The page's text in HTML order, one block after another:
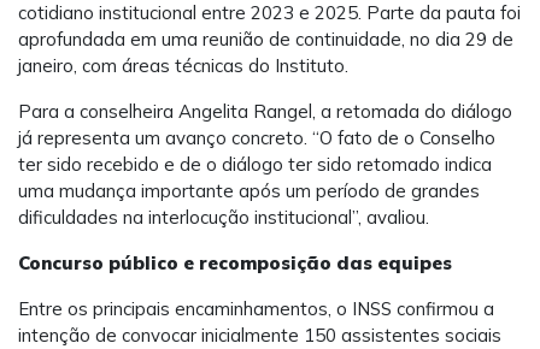
cotidiano institucional entre 2023 e 2025. Parte da pauta foi
aprofundada em uma reunião de continuidade, no dia 29 de
janeiro, com áreas técnicas do Instituto.
Para a conselheira Angelita Rangel, a retomada do diálogo
já representa um avanço concreto. “O fato de o Conselho
ter sido recebido e de o diálogo ter sido retomado indica
uma mudança importante após um período de grandes
dificuldades na interlocução institucional”, avaliou.
Concurso público e recomposição das equipes
Entre os principais encaminhamentos, o INSS confirmou a
intenção de convocar inicialmente 150 assistentes sociais